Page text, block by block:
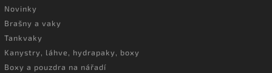
Novinky
Brašny a vaky
Tankvaky
Kanystry, láhve, hydrapaky, boxy
Boxy a pouzdra na nářadí